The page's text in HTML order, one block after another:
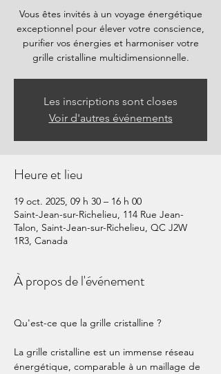
Vous êtes invités à un voyage énergétique
exceptionnel pour élever votre conscience,
purifier vos énergies et harmoniser votre
grille cristalline multidimensionnelle.
Les inscriptions sont closes
Voir d'autres événements
Heure et lieu
19 oct. 2025, 09 h 30 – 16 h 00
Saint-Jean-sur-Richelieu, 114 Rue Jean-
Talon, Saint-Jean-sur-Richelieu, QC J2W
1R3, Canada
À propos de l'événement
Qu'est-ce que la grille cristalline ?
La grille cristalline est un immense réseau
énergétique, comparable à un maillage de